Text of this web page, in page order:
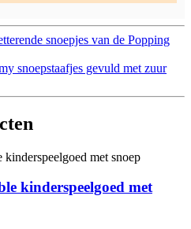
snoepjes van de Popping
snoepstaafjes gevuld met zuur
kinderspeelgoed met